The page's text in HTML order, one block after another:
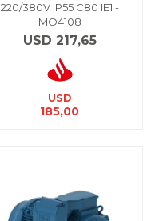
220/380V IP55 C80 IE1 -
MO4108
USD 217,65
USD
185,00